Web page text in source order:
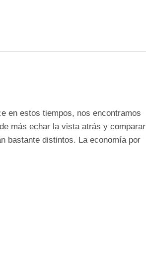
en estos tiempos, nos encontramos
más echar la vista atrás y comparar
bastante distintos. La economía por